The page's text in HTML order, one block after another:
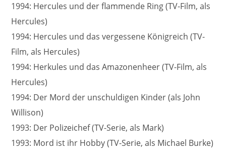
1994: Hercules und der flammende Ring (TV-Film, als
Hercules)
1994: Hercules und das vergessene Königreich (TV-
Film, als Hercules)
1994: Herkules und das Amazonenheer (TV-Film, als
Hercules)
1994: Der Mord der unschuldigen Kinder (als John
Willison)
1993: Der Polizeichef (TV-Serie, als Mark)
1993: Mord ist ihr Hobby (TV-Serie, als Michael Burke)